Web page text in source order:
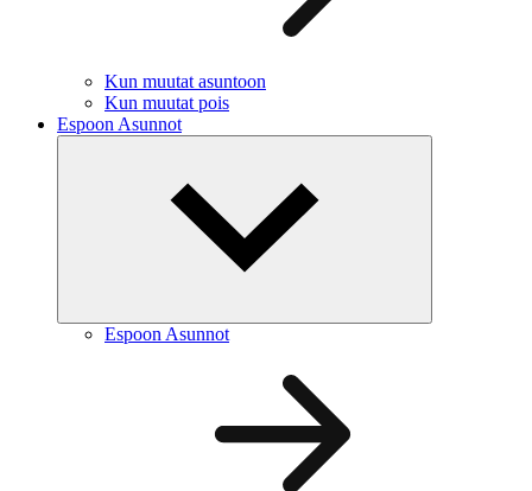
Kun muutat asuntoon
Kun muutat pois
Espoon Asunnot
Espoon Asunnot